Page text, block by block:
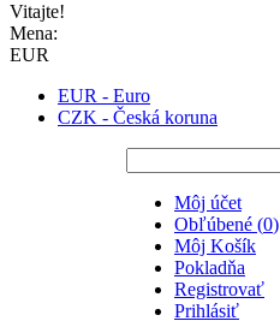
Vitajte!
Mena:
EUR
EUR - Euro
CZK - Česká koruna
Môj účet
Obľúbené (0)
Môj Košík
Pokladňa
Registrovať
Prihlásiť